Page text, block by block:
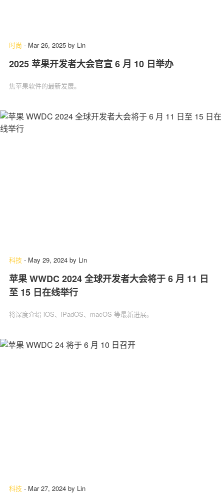
时尚 - Mar 26, 2025 by Lin
2025 苹果开发者大会官宣 6 月 10 日举办
焦苹果软件的最新发展。
科技 - May 29, 2024 by Lin
苹果 WWDC 2024 全球开发者大会将于 6 月 11 日
至 15 日在线举行
将深度介绍 iOS、iPadOS、macOS 等最新进展。
科技 - Mar 27, 2024 by Lin